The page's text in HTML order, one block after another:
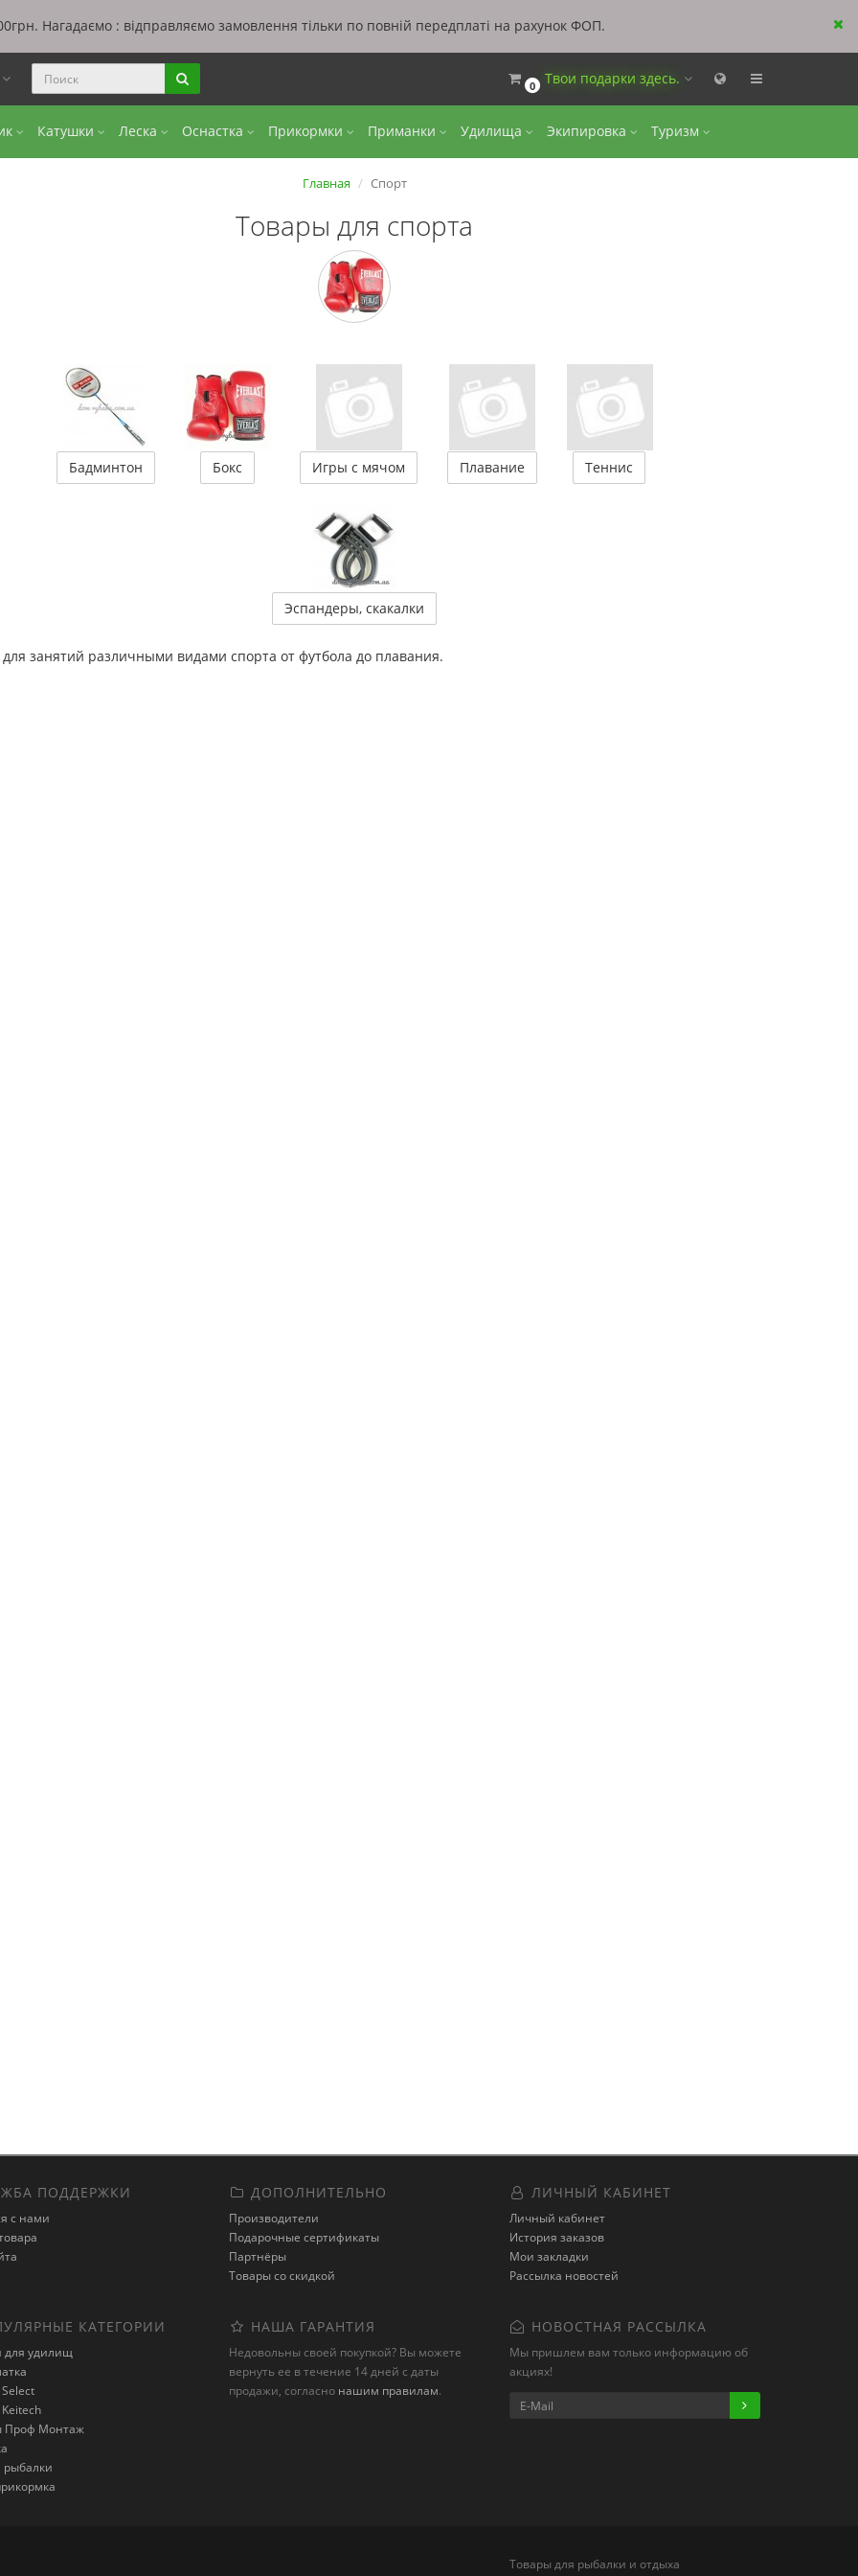
Нагадаємо : відправляємо замовлення тільки по повній передплаті на рахунок ФОП.
0 Твои подарки здесь.
Катушки Леска Оснастка Прикормки Приманки Удилища Экипировка Туризм
Главная Спорт
Товары для спорта
Бадминтон Бокс Игры с мячом Плавание Теннис
Эспандеры, скакалки
занятий различными видами спорта от футбола до плавания.
ПОДДЕРЖКИ
с нами
ДОПОЛНИТЕЛЬНО
Производители
Подарочные сертификаты
Партнёры
Товары со скидкой
ЛИЧНЫЙ КАБИНЕТ
Личный кабинет
История заказов
Мои закладки
Рассылка новостей
КАТЕГОРИИ
для удилищ
Проф Монтаж
рыбалки
НАША ГАРАНТИЯ
Недовольны своей покупкой? Вы можете
вернуть ее в течение 14 дней с даты
продажи, согласно нашим правилам.
НОВОСТНАЯ РАССЫЛКА
Мы пришлем вам только информацию об
акциях!
Товары для рыбалки и отдыха